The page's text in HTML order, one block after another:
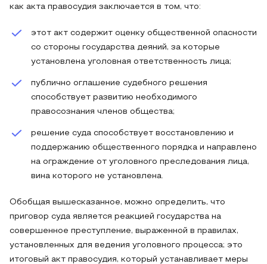
как акта правосудия заключается в том, что:
этот акт содержит оценку общественной опасности
со стороны государства деяний, за которые
установлена уголовная ответственность лица;
публично оглашение судебного решения
способствует развитию необходимого
правосознания членов общества;
решение суда способствует восстановлению и
поддержанию общественного порядка и направлено
на ограждение от уголовного преследования лица,
вина которого не установлена.
Обобщая вышесказанное, можно определить, что
приговор суда является реакцией государства на
совершенное преступление, выраженной в правилах,
установленных для ведения уголовного процесса; это
итоговый акт правосудия, который устанавливает меры